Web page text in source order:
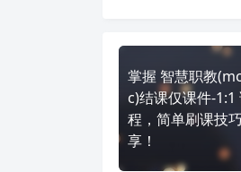
掌握 智慧职教
c)结课仅课件-1:1
程，简单刷课技
享！